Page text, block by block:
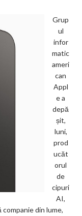
Grup
ul
infor
matic
ameri
can
Appl
e a
depă
șit,
luni,
prod
ucăt
orul
de
cipuri
AI,
din lume,